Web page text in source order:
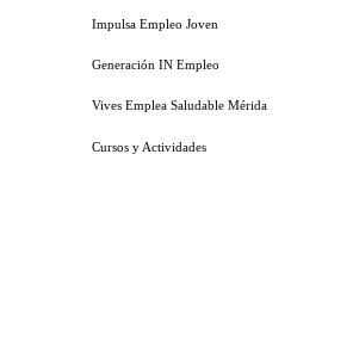
Impulsa Empleo Joven
Generación IN Empleo
Vives Emplea Saludable Mérida
Cursos y Actividades